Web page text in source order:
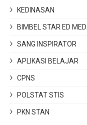
KEDINASAN
BIMBEL STAR ED
SANG INSPIRATOR
APLIKASI BELAJAR
CPNS
POLSTAT STIS
PKN STAN